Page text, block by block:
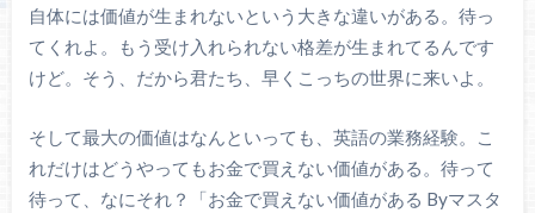
自体には価値が生まれないという大きな違いがある。待っ
てくれよ。もう受け入れられない格差が生まれてるんです
けど。そう、だから君たち、早くこっちの世界に来いよ。
そして最大の価値はなんといっても、英語の業務経験。こ
れだけはどうやってもお金で買えない価値がある。待って
待って、なにそれ？「お金で買えない価値がある Byマスタ